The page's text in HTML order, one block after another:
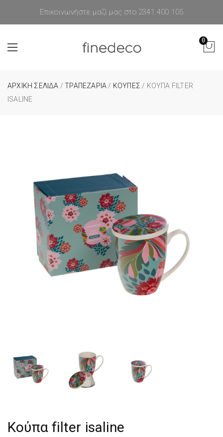
Επικοινωνήστε μαζί μας στο 2341 400 105
0
ΑΡΧΙΚΉ ΣΕΛΊΔΑ /ΤΡΑΠΕΖΑΡΙΑ / ΚΟΥΠΕΣ / ΚΟΎΠΑ FILTER
ISALINE
Κούπα filter isaline